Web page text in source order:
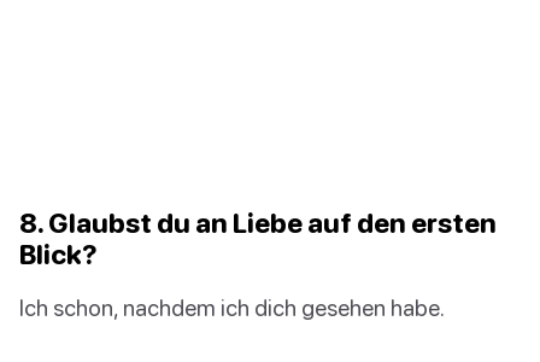
8. Glaubst du an Liebe auf den ersten
Blick?
Ich schon, nachdem ich dich gesehen habe.